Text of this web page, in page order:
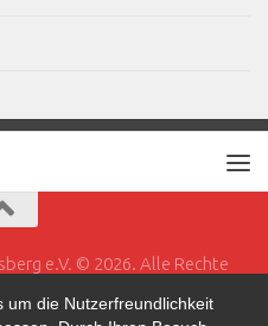
um die Nutzerfreundlichkeit
e.V. © 2026. Alle Rechte